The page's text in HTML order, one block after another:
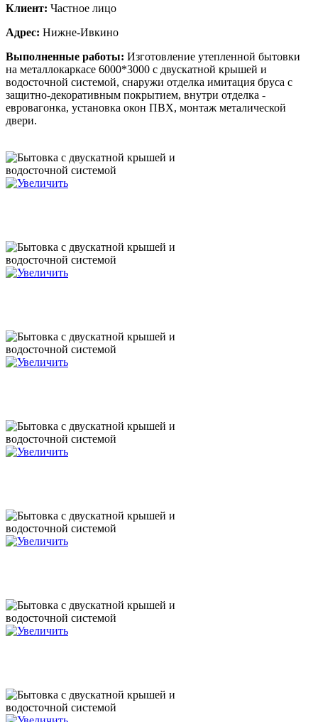
Клиент: Частное лицо
Адрес: Нижне-Ивкино
Выполненные работы: Изготовление утепленной бытовки
на металлокаркасе 6000*3000 с двускатной крышей и
водосточной системой, снаружи отделка имитация бруса с
защитно-декоративным покрытием, внутри отделка -
евровагонка, установка окон ПВХ, монтаж металической
двери.